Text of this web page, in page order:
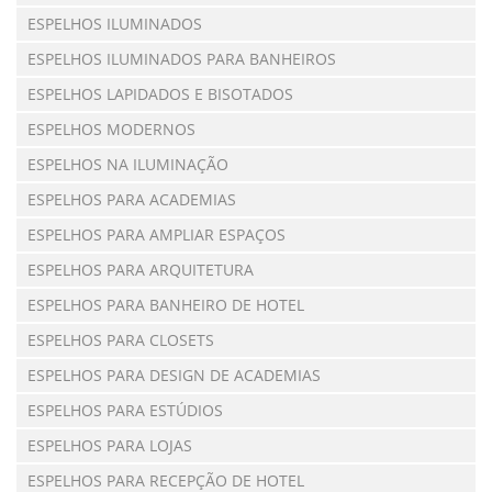
ESPELHOS ILUMINADOS
ESPELHOS ILUMINADOS PARA BANHEIROS
ESPELHOS LAPIDADOS E BISOTADOS
ESPELHOS MODERNOS
ESPELHOS NA ILUMINAÇÃO
ESPELHOS PARA ACADEMIAS
ESPELHOS PARA AMPLIAR ESPAÇOS
ESPELHOS PARA ARQUITETURA
ESPELHOS PARA BANHEIRO DE HOTEL
ESPELHOS PARA CLOSETS
ESPELHOS PARA DESIGN DE ACADEMIAS
ESPELHOS PARA ESTÚDIOS
ESPELHOS PARA LOJAS
ESPELHOS PARA RECEPÇÃO DE HOTEL